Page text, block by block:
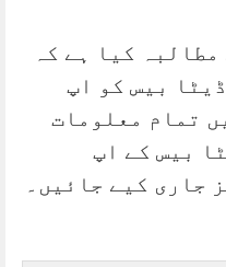
کیا ہے کہ
بیس کو اپ
تمام معلومات
بیس کے اپ
جاری کیے جائیں۔